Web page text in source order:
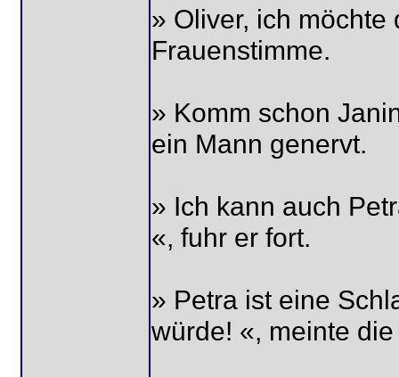
» Oliver, ich
Frauenstimme.
» Komm schon
ein Mann genervt.
» Ich kann auch
«, fuhr er fort.
» Petra ist eine
würde! «, meinte